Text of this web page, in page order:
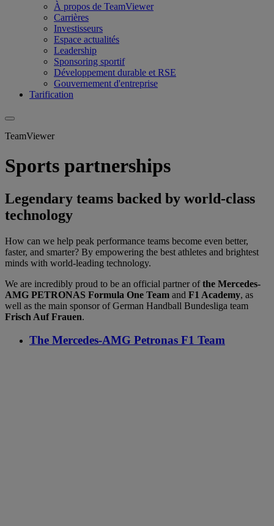
À propos de TeamViewer
Carrières
Investisseurs
Espace actualités
Leadership
Sponsoring sportif
Développement durable et RSE
Gouvernement d'entreprise
Tarification
TeamViewer
Sports partnerships
Legendary teams backed by world-class
technology
How can we help peak performance teams become even better,
faster, and smarter? By empowering the best athletes and brightest
minds with world-leading technology.
We are incredibly proud to be an official partner ofthe Mercedes-
AMG PETRONAS Formula One Team and F1 Academy, as
well as the main sponsor of German Handball Bundesliga team
Frisch Auf Frauen.
The Mercedes-AMG Petronas F1 Team